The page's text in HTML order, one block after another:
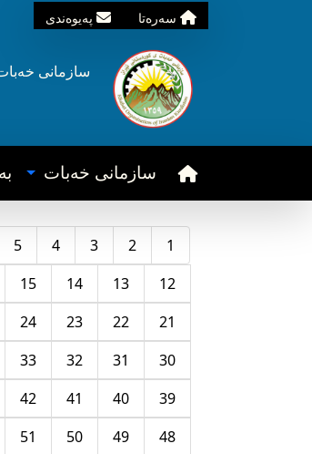
سه‌ره‌تا په‌یوه‌ندی
سازمانی
سازمانی خه‌بات
1
2
3
4
5
12
13
14
15
21
22
23
24
30
31
32
33
39
40
41
42
48
49
50
51